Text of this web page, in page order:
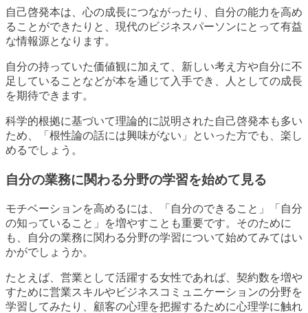
自己啓発本は、心の成長につながったり、自分の能力を高め
ることができたりと、現代のビジネスパーソンにとって有益
な情報源となります。
自分の持っていた価値観に加えて、新しい考え方や自分に不
足していることなどが本を通じて入手でき、人としての成長
を期待できます。
科学的根拠に基づいて理論的に説明された自己啓発本も多い
ため、「根性論の話には興味がない」といった方でも、楽し
めるでしょう。
自分の業務に関わる分野の学習を始めて見る
モチベーションを高めるには、「自分のできること」「自分
の知っていること」を増やすことも重要です。そのために
も、自分の業務に関わる分野の学習について始めてみてはい
かがでしょうか。
たとえば、営業として活躍する女性であれば、契約数を増や
すために営業スキルやビジネスコミュニケーションの分野を
学習してみたり、顧客の心理を把握するために心理学に触れ